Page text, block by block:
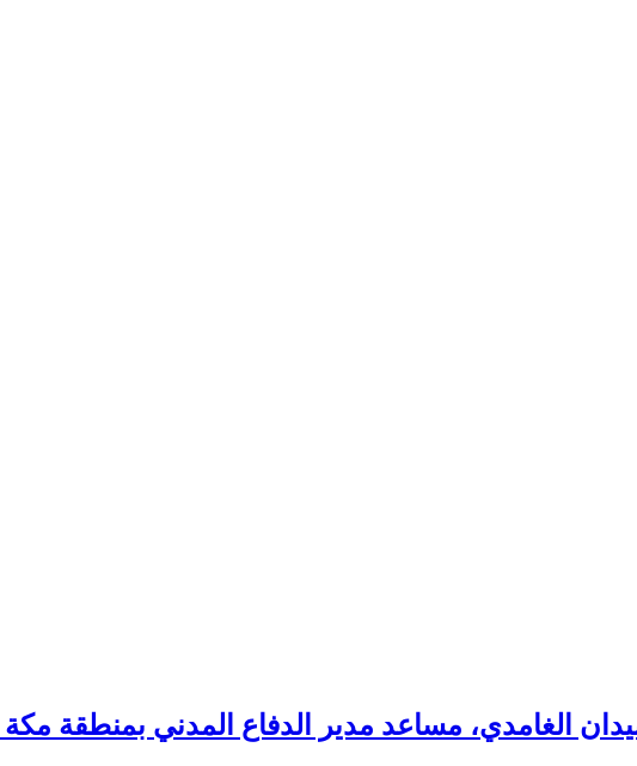
الغامدي، مساعد مدير الدفاع المدني بمنطقة